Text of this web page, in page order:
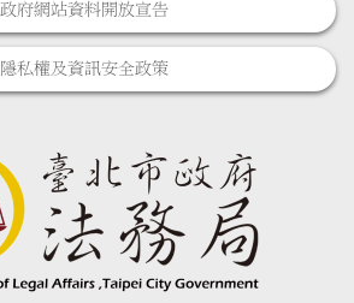
政府網站資料開放宣告
隱私權及資訊安全政策